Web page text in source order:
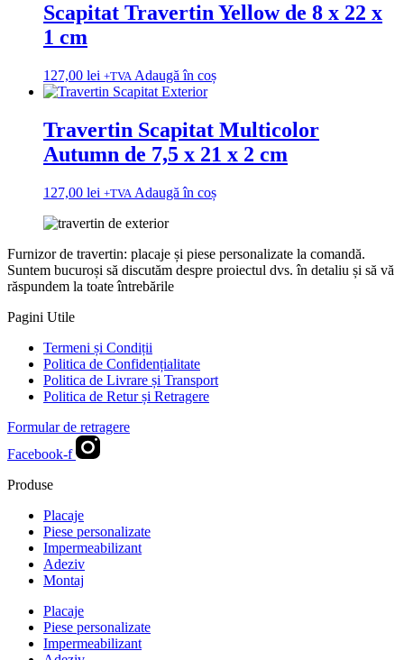
Scapitat Travertin Yellow de 8 x 22 x
1 cm
127,00 lei +TVA Adaugă în coș
Travertin Scapitat Multicolor
Autumn de 7,5 x 21 x 2 cm
127,00 lei +TVA Adaugă în coș
Furnizor de travertin: placaje și piese personalizate la comandă.
Suntem bucuroși să discutăm despre proiectul dvs. în detaliu și să vă
răspundem la toate întrebările
Pagini Utile
Termeni și Condiții
Politica de Confidențialitate
Politica de Livrare și Transport
Politica de Retur și Retragere
Formular de retragere
Facebook-f
Produse
Placaje
Piese personalizate
Impermeabilizant
Adeziv
Montaj
Placaje
Piese personalizate
Impermeabilizant